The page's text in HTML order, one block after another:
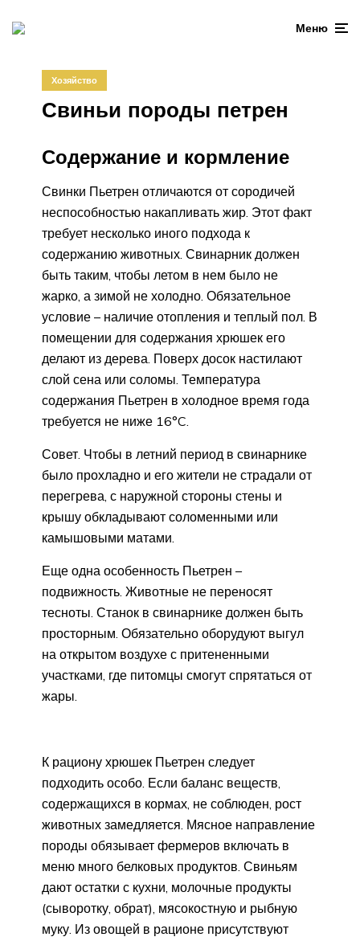
Меню
Хозяйство
Свиньи породы петрен
Содержание и кормление
Свинки Пьетрен отличаются от сородичей
неспособностью накапливать жир. Этот факт
требует несколько иного подхода к
содержанию животных. Свинарник должен
быть таким, чтобы летом в нем было не
жарко, а зимой не холодно. Обязательное
условие – наличие отопления и теплый пол. В
помещении для содержания хрюшек его
делают из дерева. Поверх досок настилают
слой сена или соломы. Температура
содержания Пьетрен в холодное время года
требуется не ниже 16°C.
Совет. Чтобы в летний период в свинарнике
было прохладно и его жители не страдали от
перегрева, с наружной стороны стены и
крышу обкладывают соломенными или
камышовыми матами.
Еще одна особенность Пьетрен –
подвижность. Животные не переносят
тесноты. Станок в свинарнике должен быть
просторным. Обязательно оборудуют выгул
на открытом воздухе с притененными
участками, где питомцы смогут спрятаться от
жары.
К рациону хрюшек Пьетрен следует
подходить особо. Если баланс веществ,
содержащихся в кормах, не соблюден, рост
животных замедляется. Мясное направление
породы обязывает фермеров включать в
меню много белковых продуктов. Свиньям
дают остатки с кухни, молочные продукты
(сыворотку, обрат), мясокостную и рыбную
муку. Из овощей в рационе присутствуют